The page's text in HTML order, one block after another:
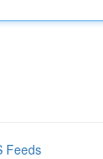
Feeds